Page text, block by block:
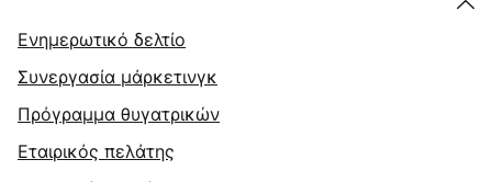
Ενημερωτικό δελτίο
Συνεργασία μάρκετινγκ
Πρόγραμμα θυγατρικών
Εταιρικός πελάτης